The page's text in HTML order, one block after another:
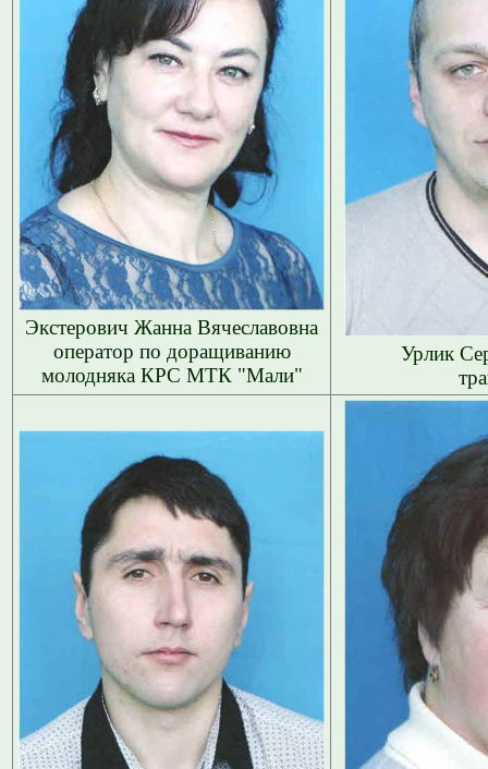
Экстерович Жанна Вячеславовна
оператор по доращиванию
молодняка КРС МТК "Мали"
Урлик